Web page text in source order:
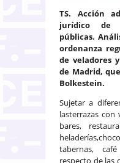
TS. Acción
jurídico de
públicas.
ordenanza
de veladores
de Madrid,
Bolkestein.
Sujetar a
lasterrazas con
bares,
tabernas,
respecto de las